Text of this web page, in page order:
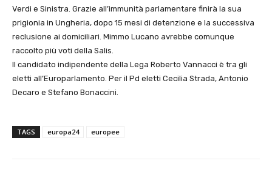
Verdi e Sinistra. Grazie all’immunità parlamentare finirà la sua
prigionia in Ungheria, dopo 15 mesi di detenzione e la successiva
reclusione ai domiciliari. Mimmo Lucano avrebbe comunque
raccolto più voti della Salis.
ll candidato indipendente della Lega Roberto Vannacci è tra gli
eletti all’Europarlamento. Per il Pd eletti Cecilia Strada, Antonio
Decaro e Stefano Bonaccini.
TAGS europa24 europee